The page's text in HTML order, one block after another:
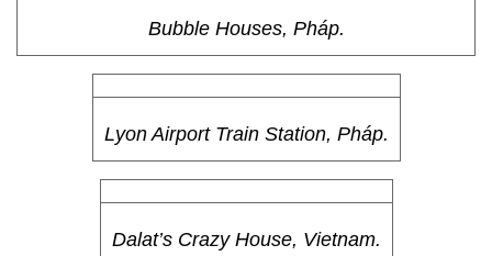
Bubble Houses, Pháp.
Lyon Airport Train Station, Pháp.
Dalat’s Crazy House, Vietnam.